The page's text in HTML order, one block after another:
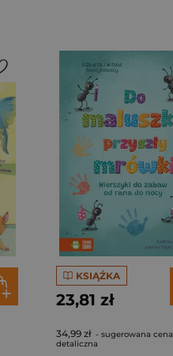
KSIĄŻKA
23,81 zł
34,99 zł - sugerowana cena
detaliczna